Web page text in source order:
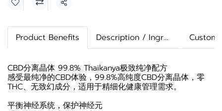
Share
Product Benefits Description / Ingredients
CBD分离晶体 99.8% Thaikanya极致纯净配方
感受最纯净的CBD体验，99.8%高纯度CBD分离晶体，零
THC、无致幻成分，适用于精细化健康管理需求。
平衡神经系统，保护神经元